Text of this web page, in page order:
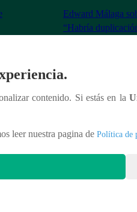
Edward Málaga
“Habría
contenido. Si estás en la
leer nuestra pagina de Política de